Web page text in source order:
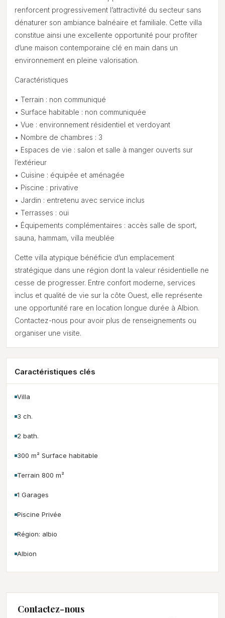
renforcent progressivement l’attractivité du secteur sans
dénaturer son ambiance balnéaire et familiale. Cette villa
constitue ainsi une excellente opportunité pour profiter
d’une maison contemporaine clé en main dans un
environnement en pleine valorisation.
Caractéristiques
• Terrain : non communiqué
• Surface habitable : non communiquée
• Vue : environnement résidentiel et verdoyant
• Nombre de chambres : 3
• Espaces de vie : salon et salle à manger ouverts sur
l’extérieur
• Cuisine : équipée et aménagée
• Piscine : privative
• Jardin : entretenu avec service inclus
• Terrasses : oui
• Équipements complémentaires : accès salle de sport,
sauna, hammam, villa meublée
Cette villa atypique bénéficie d’un emplacement
stratégique dans une région dont la valeur résidentielle ne
cesse de progresser. Entre confort moderne, services
inclus et qualité de vie sur la côte Ouest, elle représente
une opportunité rare en location longue durée à Albion.
Contactez-nous pour avoir plus de renseignements ou
organiser une visite.
Caractéristiques clés
Villa
3 ch.
2 bath.
300 m² Surface habitable
Terrain 800 m²
1 Garages
Piscine Privée
Région: albio
Albion
Contactez-nous